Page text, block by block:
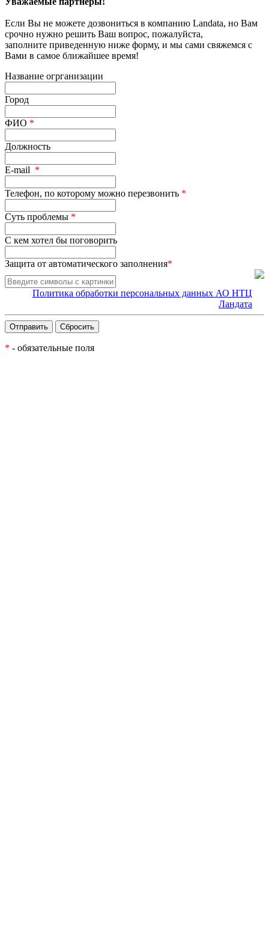
Если Вы не можете дозвониться в компанию Landata, но Вам
срочно нужно решить Ваш вопрос, пожалуйста,
заполните приведенную ниже форму, и мы сами свяжемся с
Вами в самое ближайшее время!
Название огрганизации
Город
ФИО *
Должность
E-mail *
Телефон, по которому можно перезвонить *
Суть проблемы *
С кем хотел бы поговорить
Защита от автоматического заполнения*
Политика обработки персональных данных АО НТЦ
Ландата
* - обязательные поля